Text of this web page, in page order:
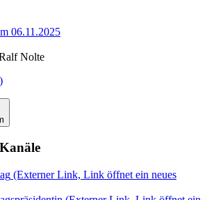
06.11.2025
Nolte
(Externer Link, Link öffnet ein neues